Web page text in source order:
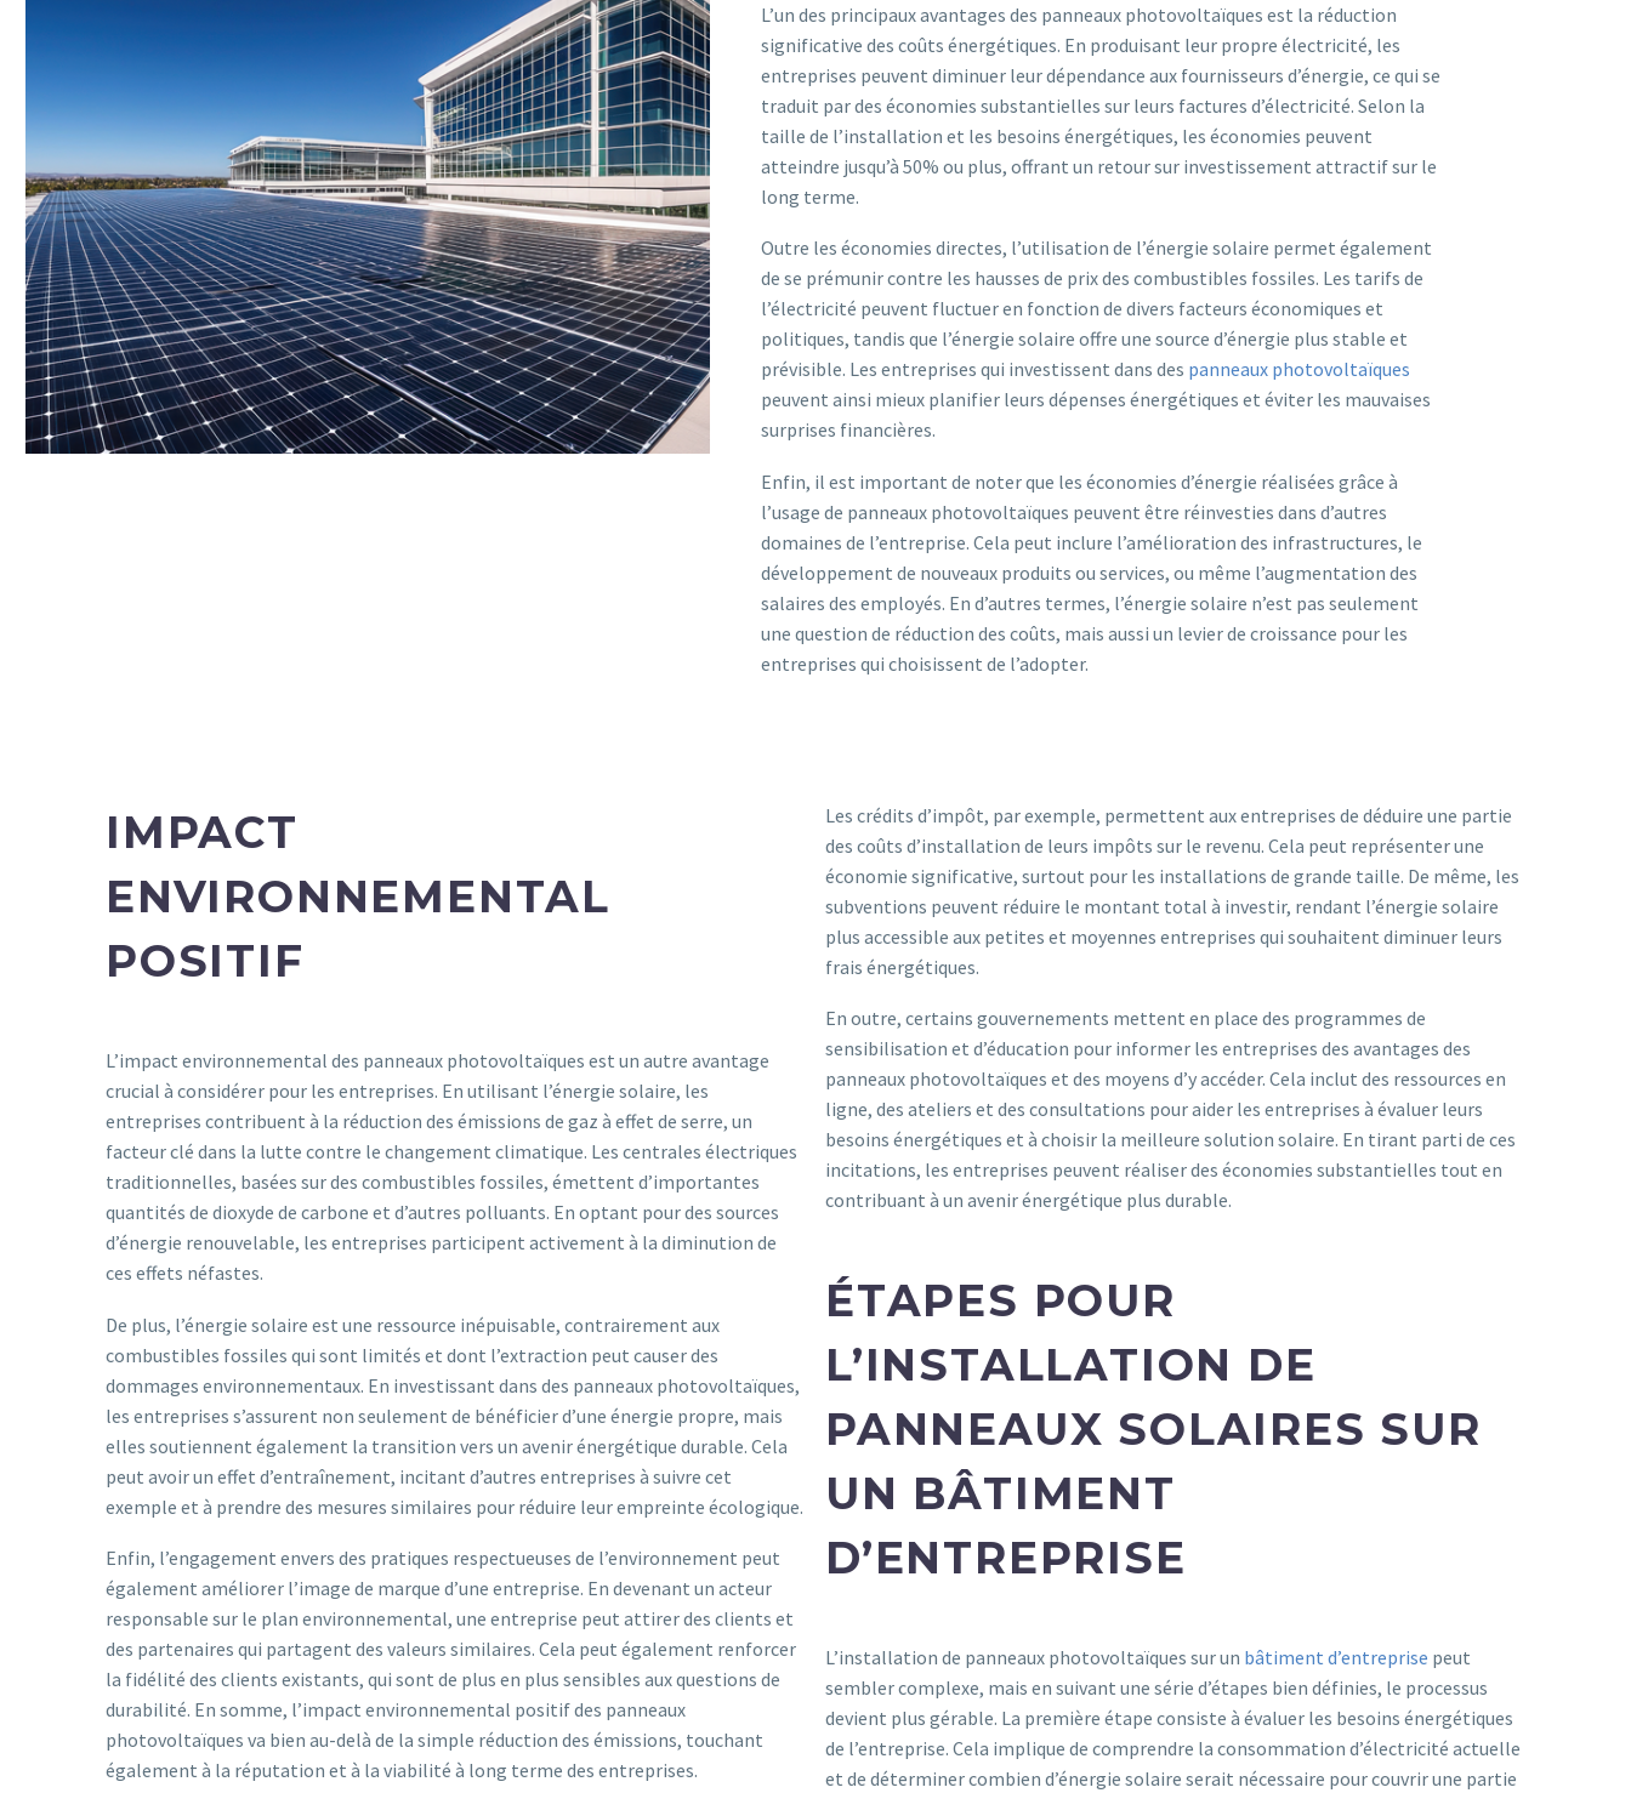
L’un des principaux avantages des panneaux photovoltaïques est la réduction
significative des coûts énergétiques. En produisant leur propre électricité, les
entreprises peuvent diminuer leur dépendance aux fournisseurs d’énergie, ce qui se
traduit par des économies substantielles sur leurs factures d’électricité. Selon la
taille de l’installation et les besoins énergétiques, les économies peuvent
atteindre jusqu’à 50% ou plus, offrant un retour sur investissement attractif sur le
long terme.
Outre les économies directes, l’utilisation de l’énergie solaire permet également
de se prémunir contre les hausses de prix des combustibles fossiles. Les tarifs de
l’électricité peuvent fluctuer en fonction de divers facteurs économiques et
politiques, tandis que l’énergie solaire offre une source d’énergie plus stable et
prévisible. Les entreprises qui investissent dans des panneaux photovoltaïques
peuvent ainsi mieux planifier leurs dépenses énergétiques et éviter les mauvaises
surprises financières.
Enfin, il est important de noter que les économies d’énergie réalisées grâce à
l’usage de panneaux photovoltaïques peuvent être réinvesties dans d’autres
domaines de l’entreprise. Cela peut inclure l’amélioration des infrastructures, le
développement de nouveaux produits ou services, ou même l’augmentation des
salaires des employés. En d’autres termes, l’énergie solaire n’est pas seulement
une question de réduction des coûts, mais aussi un levier de croissance pour les
entreprises qui choisissent de l’adopter.
IMPACT
ENVIRONNEMENTAL
POSITIF
L’impact environnemental des panneaux photovoltaïques est un autre avantage
crucial à considérer pour les entreprises. En utilisant l’énergie solaire, les
entreprises contribuent à la réduction des émissions de gaz à effet de serre, un
facteur clé dans la lutte contre le changement climatique. Les centrales électriques
traditionnelles, basées sur des combustibles fossiles, émettent d’importantes
quantités de dioxyde de carbone et d’autres polluants. En optant pour des sources
d’énergie renouvelable, les entreprises participent activement à la diminution de
ces effets néfastes.
De plus, l’énergie solaire est une ressource inépuisable, contrairement aux
combustibles fossiles qui sont limités et dont l’extraction peut causer des
dommages environnementaux. En investissant dans des panneaux photovoltaïques,
les entreprises s’assurent non seulement de bénéficier d’une énergie propre, mais
elles soutiennent également la transition vers un avenir énergétique durable. Cela
peut avoir un effet d’entraînement, incitant d’autres entreprises à suivre cet
exemple et à prendre des mesures similaires pour réduire leur empreinte écologique.
Enfin, l’engagement envers des pratiques respectueuses de l’environnement peut
également améliorer l’image de marque d’une entreprise. En devenant un acteur
responsable sur le plan environnemental, une entreprise peut attirer des clients et
des partenaires qui partagent des valeurs similaires. Cela peut également renforcer
la fidélité des clients existants, qui sont de plus en plus sensibles aux questions de
durabilité. En somme, l’impact environnemental positif des panneaux
photovoltaïques va bien au-delà de la simple réduction des émissions, touchant
également à la réputation et à la viabilité à long terme des entreprises.
Les crédits d’impôt, par exemple, permettent aux entreprises de déduire une partie
des coûts d’installation de leurs impôts sur le revenu. Cela peut représenter une
économie significative, surtout pour les installations de grande taille. De même, les
subventions peuvent réduire le montant total à investir, rendant l’énergie solaire
plus accessible aux petites et moyennes entreprises qui souhaitent diminuer leurs
frais énergétiques.
En outre, certains gouvernements mettent en place des programmes de
sensibilisation et d’éducation pour informer les entreprises des avantages des
panneaux photovoltaïques et des moyens d’y accéder. Cela inclut des ressources en
ligne, des ateliers et des consultations pour aider les entreprises à évaluer leurs
besoins énergétiques et à choisir la meilleure solution solaire. En tirant parti de ces
incitations, les entreprises peuvent réaliser des économies substantielles tout en
contribuant à un avenir énergétique plus durable.
ÉTAPES POUR
L’INSTALLATION DE
PANNEAUX SOLAIRES SUR
UN BÂTIMENT
D’ENTREPRISE
L’installation de panneaux photovoltaïques sur un bâtiment d’entreprise peut
sembler complexe, mais en suivant une série d’étapes bien définies, le processus
devient plus gérable. La première étape consiste à évaluer les besoins énergétiques
de l’entreprise. Cela implique de comprendre la consommation d’électricité actuelle
et de déterminer combien d’énergie solaire serait nécessaire pour couvrir une partie